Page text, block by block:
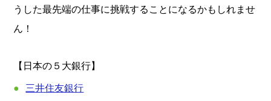
うした最先端の仕事に挑戦することになるかもしれませ
ん！
【日本の５大銀行】
三井住友銀行